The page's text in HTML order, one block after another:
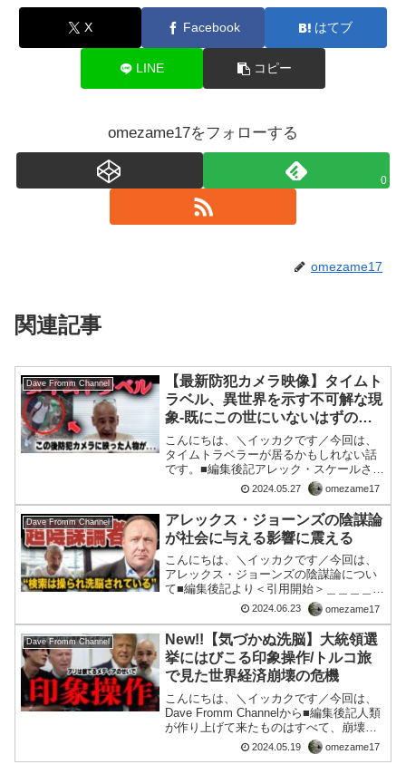
X Facebook はてブ
LINE コピー
omezame17をフォローする
0
omezame17
関連記事
Dave Fromm Channel
【最新防犯カメラ映像】タイムト
ラベル、異世界を示す不可解な現
象-既にこの世にいないはずの男
が…-
こんにちは、＼イッカクです／今回は、
タイムトラベラーが居るかもしれない話
です。■編集後記アレック・スケールさん
おの動画を置いときます。最も説得力の
あるタイムトラベルストーリーです。🤣
この小屋でタイムトラベラーを捕まえた
(調べる)アレック・ス...
2024.05.27 omezame17
Dave Fromm Channel
アレックス・ジョーンズの陰謀論
が社会に与える影響に震える
こんにちは、＼イッカクです／今回は、
アレックス・ジョーンズの陰謀論につい
て■編集後記より＜引用開始＞＿＿＿＿＿
＿＿アレックスジョーンズは自分自身を
助けることができませんでした。金曜
日、連邦裁判官が陰謀メディア帝国であ
るインフォワーズの運命を...
2024.06.23 omezame17
Dave Fromm Channel
New!!【気づかぬ洗脳】大統領選
挙にはびこる印象操作/トルコ旅
で見た世界経済崩壊の危機
こんにちは、＼イッカクです／今回は、
Dave Fromm Channelから■編集後記人類
が作り上げて来たものはすべて、崩壊す
るという「歴史」の記録があるんです
ね。日本もご多分に漏れずに、崩壊で
2024.05.19 omezame17